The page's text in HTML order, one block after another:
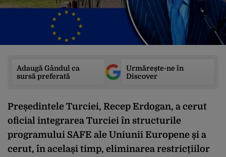
Adaugă Gândul ca
sursă preferată
Urmărește-ne în
Discover
Președintele Turciei, Recep Erdogan, a cerut
oficial integrarea Turciei în structurile
programului SAFE ale Uniunii Europene și a
cerut, în același timp, eliminarea restricțiilor